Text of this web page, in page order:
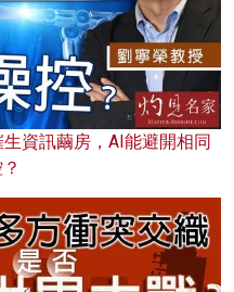
資訊繭房，AI能避開相同